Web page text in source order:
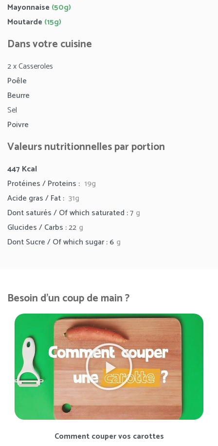
Mayonnaise (50g)
Moutarde (15g)
Dans votre cuisine
2 x Casseroles
Poêle
Beurre
Sel
Poivre
Valeurs nutritionnelles par portion
447 Kcal
Protéines / Proteins : 19g
Acide gras / Fat : 31g
Dont saturés / Of which saturated :7 g
Glucides / Carbs :22 g
Dont Sucre / Of which sugar :6 g
Besoin d'un coup de main ?
Comment couper vos carottes